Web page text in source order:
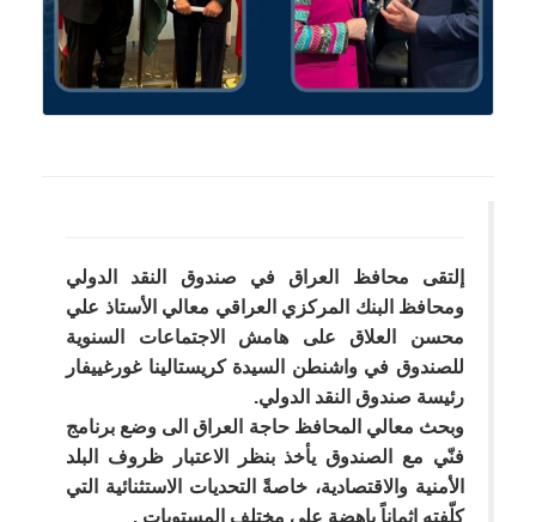
إلتقى محافظ العراق في صندوق النقد الدولي
ومحافظ البنك المركزي العراقي معالي الأستاذ علي
محسن العلاق على هامش الاجتماعات السنوية
للصندوق في واشنطن السيدة كريستالينا غورغييفار
رئيسة صندوق النقد الدولي.
وبحث معالي المحافظ حاجة العراق الى وضع برنامج
فنّي مع الصندوق يأخذ بنظر الاعتبار ظروف البلد
الأمنية والاقتصادية، خاصةً التحديات الاستثنائية التي
كلّفته اثماناً باهضة على مختلف المستويات .